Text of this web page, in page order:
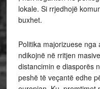
lokale. Si rrjedhojë
buxhet.
Politika majorizuese
ndikojnë në rritjen
distancimin e diasporës
peshë të veçantë edhe